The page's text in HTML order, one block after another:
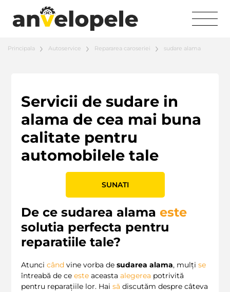
Principala Autoservice Repararea caroseriei sudare alama
Servicii de sudare in
alama de cea mai buna
calitate pentru
automobilele tale
SUNATI
De ce sudarea alama este
solutia perfecta pentru
reparatiile tale?
Atunci când vine vorba de sudarea alama, mulți se
întreabă de ce este aceasta alegerea potrivită
pentru reparațiile lor. Hai să discutăm despre câteva